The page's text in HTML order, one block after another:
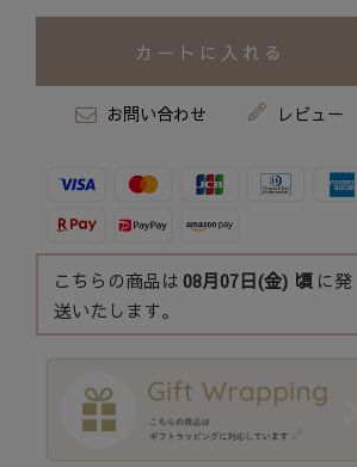
カートに入れる
お問い合わせ レビュー
こちらの商品は 08月07日(金) 頃 に発
送いたします。